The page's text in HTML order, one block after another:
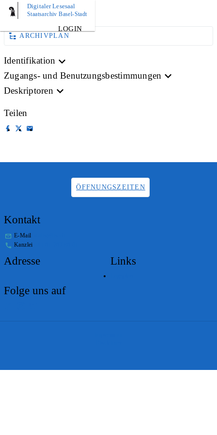
Digitaler Lesesaal
Staatsarchiv Basel-Stadt
LOGIN
AKTE
ARCHIVPLAN
Identifikation
Zugangs- und Benutzungsbestimmungen
Deskriptoren
Teilen
ÖFFNUNGSZEITEN
Kontakt
E-Mail
Kanzlei
Adresse Links
Folge uns auf